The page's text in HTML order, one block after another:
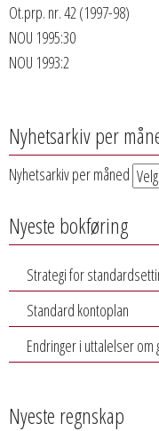
Ot.prp. nr. 42 (1997-98)
NOU 1995:30
NOU 1993:2
Nyhetsarkiv per
Nyhetsarkiv per måned
Nyeste bokføring
Strategi for
Standard kontoplan
Endringer i uttalelser om
Nyeste regnskap